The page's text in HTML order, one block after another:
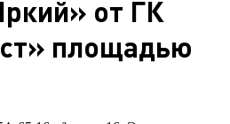
от ГК
площадью